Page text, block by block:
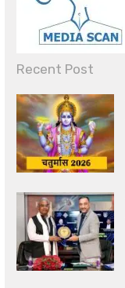
Recent Post